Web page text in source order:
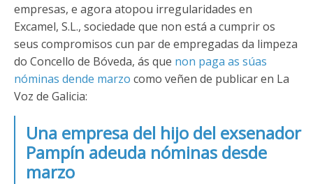
empresas, e agora atopou irregularidades en
Excamel, S.L., sociedade que non está a cumprir os
seus compromisos cun par de empregadas da limpeza
do Concello de Bóveda, ás que non paga as súas
nóminas dende marzo como veñen de publicar en La
Voz de Galicia:
Una empresa del hijo del exsenador
Pampín adeuda nóminas desde
marzo